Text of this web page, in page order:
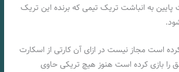
پایین به انباشت تریک تیمی که برنده این تریک
است مجاز نیست در ازای آن کارتی از اسکارت
را بازی کرده است هنوز هیچ تریکی حاوی